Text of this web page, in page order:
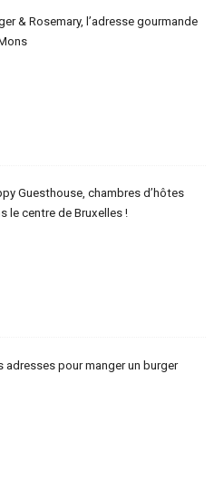
& Rosemary, l’adresse gourmande
Guesthouse, chambres d’hôtes
le centre de Bruxelles !
adresses pour manger un burger